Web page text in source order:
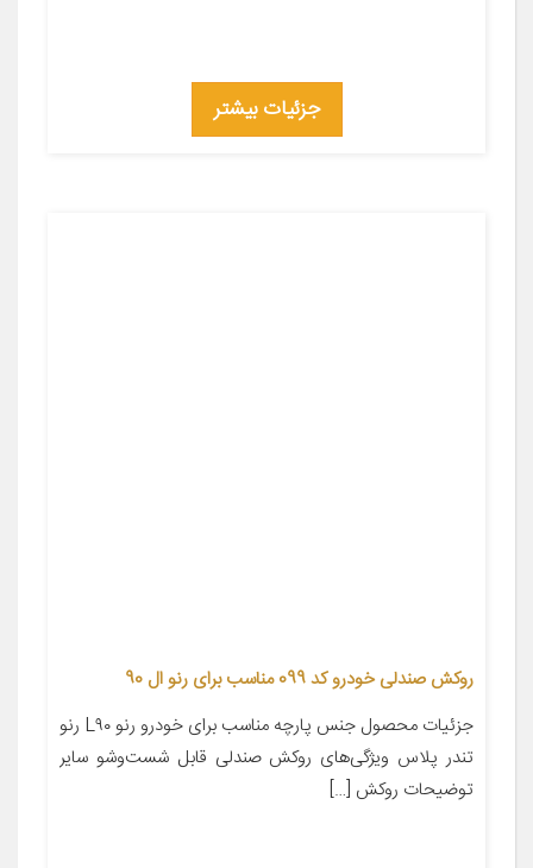
جزئیات بیشتر
روکش صندلی خودرو کد 099 مناسب برای رنو ال 90
جزئیات محصول جنس پارچه مناسب برای خودرو رنو L۹۰ رنو
تندر پلاس ویژگی‌های روکش صندلی قابل شست‌وشو سایر
توضیحات روکش […]